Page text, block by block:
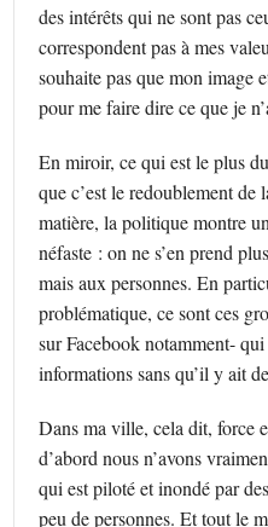
des intérêts qui ne sont pas
correspondent pas à mes
souhaite pas que mon image
pour me faire dire ce que je
En miroir, ce qui est le plus
que c’est le redoublement
matière, la politique montre
néfaste : on ne s’en prend
mais aux personnes. En
problématique, ce sont ces
sur Facebook notamment-
informations sans qu’il y ait
Dans ma ville, cela dit, force
d’abord nous n’avons
qui est piloté et inondé par
peu de personnes. Et tout le